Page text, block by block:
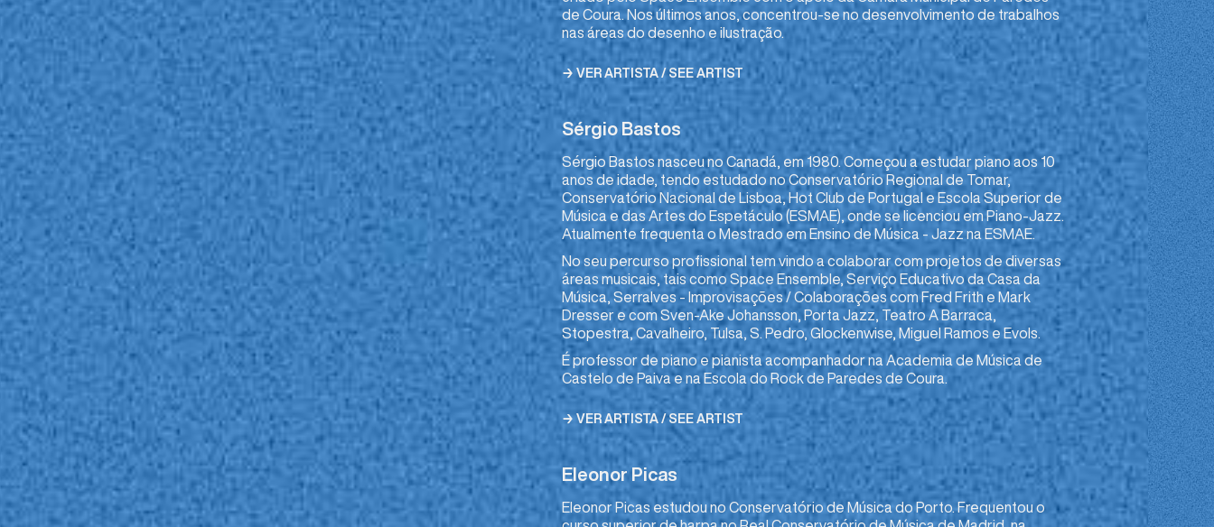
de Coura. Nos últimos anos, concentrou-se no desenvolvimento de trabalhos
nas áreas do desenho e ilustração.
→ VER ARTISTA / SEE ARTIST
Sérgio Bastos
Sérgio Bastos nasceu no Canadá, em 1980. Começou a estudar piano aos 10
anos de idade, tendo estudado no Conservatório Regional de Tomar,
Conservatório Nacional de Lisboa, Hot Club de Portugal e Escola Superior de
Música e das Artes do Espetáculo (ESMAE), onde se licenciou em Piano-Jazz.
Atualmente frequenta o Mestrado em Ensino de Música - Jazz na ESMAE.
No seu percurso profissional tem vindo a colaborar com projetos de diversas
áreas musicais, tais como Space Ensemble, Serviço Educativo da Casa da
Música, Serralves - Improvisações / Colaborações com Fred Frith e Mark
Dresser e com Sven-Ake Johansson, Porta Jazz, Teatro A Barraca,
Stopestra, Cavalheiro, Tulsa, S. Pedro, Glockenwise, Miguel Ramos e Evols.
É professor de piano e pianista acompanhador na Academia de Música de
Castelo de Paiva e na Escola do Rock de Paredes de Coura.
→ VER ARTISTA / SEE ARTIST
Eleonor Picas
Eleonor Picas estudou no Conservatório de Música do Porto. Frequentou o